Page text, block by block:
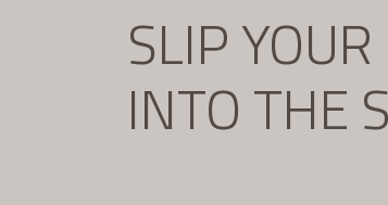
SLIP
INTO THE